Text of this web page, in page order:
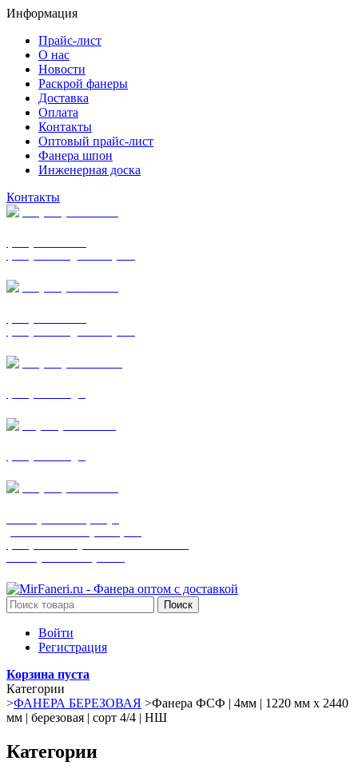
Информация
Прайс-лист
О нас
Новости
Раскрой фанеры
Доставка
Оплата
Контакты
Оптовый прайс-лист
Фанера шпон
Инженерная доска
Контакты
Поиск
Войти
Регистрация
Корзина пуста
Категории
>ФАНЕРА БЕРЕЗОВАЯ >Фанера ФСФ | 4мм | 1220 мм х 2440
мм | березовая | сорт 4/4 | НШ
Категории